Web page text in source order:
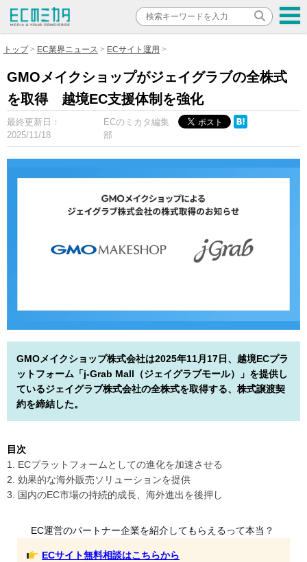
トップ EC業界ニュース ECサイト運用
GMOメイクショップがジェイグラブの全株式
を取得 越境EC支援体制を強化
最終更新日：
2025/11/18
ECのミカタ編集
部
GMOメイクショップ株式会社は2025年11月17日、越境ECプラ
ットフォーム「j-Grab Mall（ジェイグラブモール）」を提供し
ているジェイグラブ株式会社の全株式を取得する、株式譲渡契
約を締結した。
目次
1. ECプラットフォームとしての進化を加速させる
2. 効果的な海外販売ソリューションを提供
3. 国内のEC市場の持続的成長、海外進出を後押し
EC運営のパートナー企業を紹介してもらえるって本当？
ECサイト無料相談はこちらから